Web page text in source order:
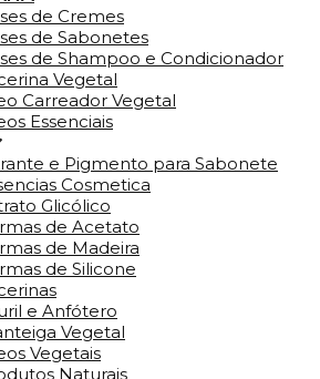
de Cremes
de Sabonetes
de Shampoo e Condicionador
Vegetal
Carreador Vegetal
Essenciais
e Pigmento para Sabonete
Cosmetica
Glicólico
de Acetato
de Madeira
de Silicone
e Anfótero
Vegetal
Vegetais
Naturais